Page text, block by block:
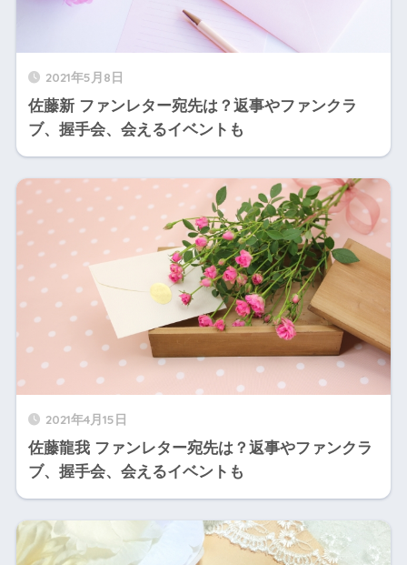
2021年5月8日
佐藤新 ファンレター宛先は？返事やファンクラ
ブ、握手会、会えるイベントも
2021年4月15日
佐藤龍我 ファンレター宛先は？返事やファンクラ
ブ、握手会、会えるイベントも